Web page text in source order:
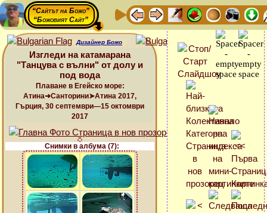
“Сайтът на Божо”
“Божовият Сайт”
Дизайнер Божо
Изгледи на катамарана
"Танцува с вълни" от долу и
под вода
Плаване в Егейско море:
Атина➜Санторини➤Атина 2017,
Гърция, 30 септември—15 октомври
2017
Снимки в албума (7):